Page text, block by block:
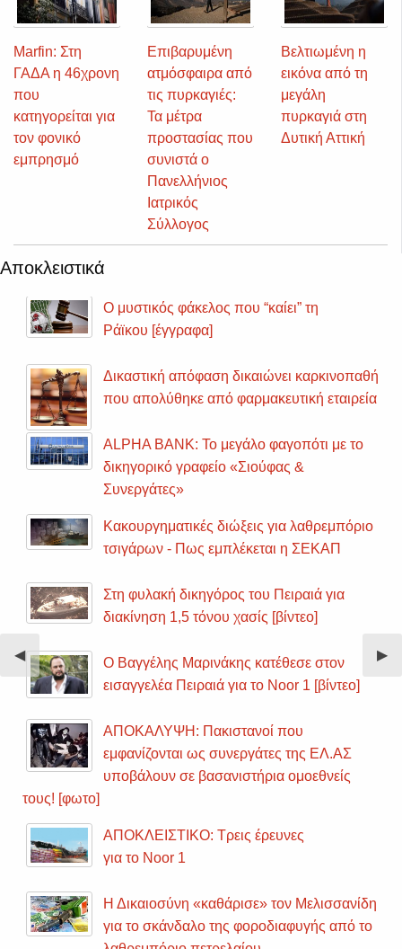
Marfin: Στη
ΓΑΔΑ η 46χρονη
που
κατηγορείται για
τον φονικό
εμπρησμό
Επιβαρυμένη
ατμόσφαιρα από
τις πυρκαγιές:
Τα μέτρα
προστασίας που
συνιστά ο
Πανελλήνιος
Ιατρικός
Σύλλογος
Βελτιωμένη η
εικόνα από τη
μεγάλη
πυρκαγιά στη
Δυτική Αττική
Αποκλειστικά
Previous
Slide
◀︎ ▶︎
Ο μυστικός φάκελος που “καίει” τη
Ράϊκου [έγγραφα]
Δικαστική απόφαση δικαιώνει καρκινοπαθή
που απολύθηκε από φαρμακευτική εταιρεία
ALPHA BANK: Το μεγάλο φαγοπότι με το
δικηγορικό γραφείο «Σιούφας &
Συνεργάτες»
Κακουργηματικές διώξεις για λαθρεμπόριο
τσιγάρων - Πως εμπλέκεται η ΣΕΚΑΠ
Στη φυλακή δικηγόρος του Πειραιά για
διακίνηση 1,5 τόνου χασίς [βίντεο]
Ο Βαγγέλης Μαρινάκης κατέθεσε στον
εισαγγελέα Πειραιά για το Noor 1 [βίντεο]
ΑΠΟΚΑΛΥΨΗ: Πακιστανοί που
εμφανίζονται ως συνεργάτες της ΕΛ.ΑΣ
υποβάλουν σε βασανιστήρια ομοεθνείς
τους! [φωτο]
ΑΠΟΚΛΕΙΣΤΙΚΟ: Τρεις έρευνες
για το Noor 1
Η Δικαιοσύνη «καθάρισε» τον Μελισσανίδη
για το σκάνδαλο της φοροδιαφυγής από το